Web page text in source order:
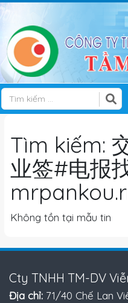
Tìm kiếm:
业签#电报
Không tồn tại mẫu tin
Cty TNHH TM-DV
Địa chỉ: 71/40 Chế Lan